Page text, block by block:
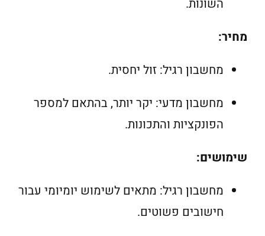
השונות.
מחיר:
מחשבון רגיל: זול יחסית.
מחשבון מדעי: יקר יותר, בהתאם למספר
הפונקציות והתכונות.
שימושים:
מחשבון רגיל: מתאים לשימוש יומיומי עבור
חישובים פשוטים.